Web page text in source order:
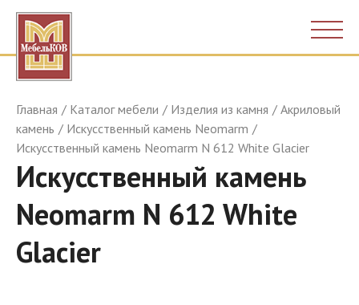
Главная Каталог мебели Изделия из камня
Акриловый
камень
Искусственный камень Neomarm
Искусственный камень Neomarm N 612 White Glacier
Искусственный камень
Neomarm N 612 White
Glacier